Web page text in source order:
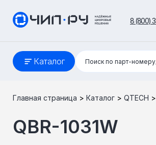
8 (800)
Каталог
Поиск:
Поиск по парт-
Главная страница > Каталог > QTECH >
QBR-1031W